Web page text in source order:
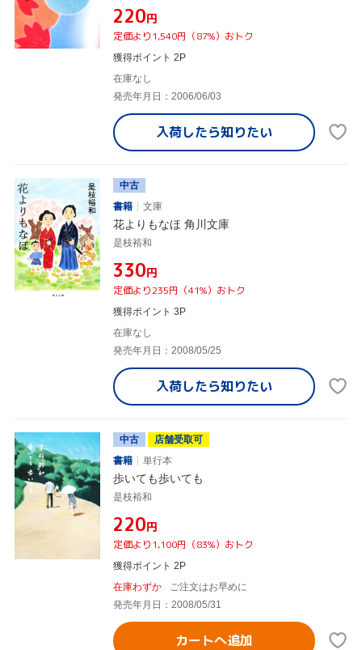
¥220円
定価より1,540円（87%）おトク
獲得ポイント 2P
在庫なし
発売年月日：2006/06/03
入荷したら知りたい
中古
書籍
文庫
花よりもなほ 角川文庫
是枝裕和
¥330円
定価より235円（41%）おトク
獲得ポイント 3P
在庫なし
発売年月日：2008/05/25
入荷したら知りたい
中古
店舗受取可
書籍
単行本
歩いても歩いても
是枝裕和
¥220円
定価より1,100円（83%）おトク
獲得ポイント 2P
在庫わずか
ご注文はお早めに
発売年月日：2008/05/31
カートへ追加